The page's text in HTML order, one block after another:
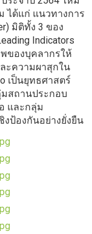
ได้แก่ แนวทางการ
มิติทั้ง 3 ของ
Indicators
ของบุคลากรให้
ะความผาสุกใน
เป็นยุทธศาสตร์
สถานประกอบ
และกลุ่ม
ป้องกันอย่างยั่งยืน